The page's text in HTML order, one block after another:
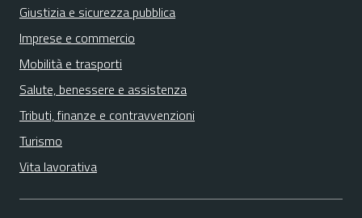
Giustizia e sicurezza pubblica
Imprese e commercio
Mobilità e trasporti
Salute, benessere e assistenza
Tributi, finanze e contravvenzioni
Turismo
Vita lavorativa